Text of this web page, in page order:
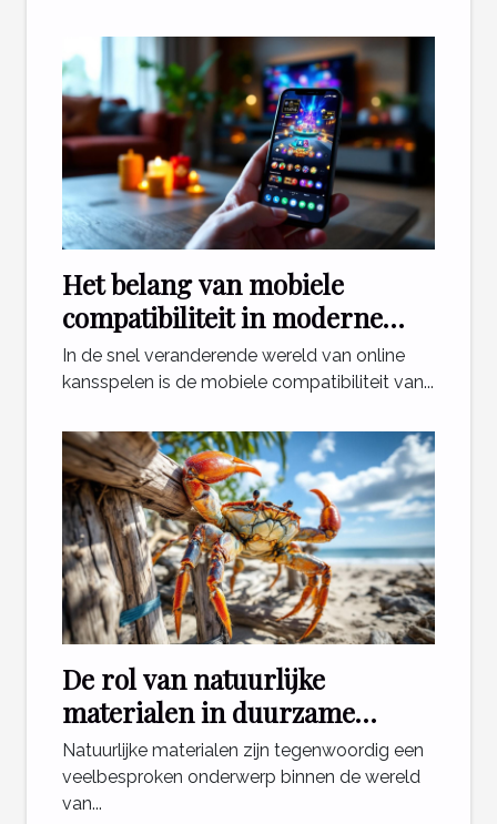
Het belang van mobiele
compatibiliteit in moderne
online casinospellen
In de snel veranderende wereld van online
kansspelen is de mobiele compatibiliteit van...
De rol van natuurlijke
materialen in duurzame
krabpalen
Natuurlijke materialen zijn tegenwoordig een
veelbesproken onderwerp binnen de wereld
van...